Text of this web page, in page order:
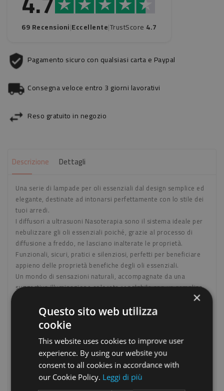
69 Recensioni|Eccellente|TrustScore 4.7
Pagamento sicuro con qualsiasi carta e Paypal
Consegna veloce entro 3 giorni lavorativi
Reso gratuito in negozio
Descrizione Dettagli
Una serie di lampade per oli essenziali dal design semplice ed
elegante, destinate ad intonarsi perfettamente con lo stile dei
tuoi arredi.
I diffusori a ultrasuoni Nasoterapia sono il sistema ideale per
nebulizzare gli oli essenziali poiché, grazie al processo di
diffusione a freddo, ne lasciano inalterate le proprietà.
Funzionali, sicuri, pratici e silenziosi, perfetti per beneficiare
appieno delle proprietà benefiche degli oli essenziali.
Un mondo di sensazioni naturali, accompagnate da una
suggestiva illuminazione colorata regolabile con un semplice
click in grado di creare nell’ambiente un’atmosfera rilassante
della quale non si potrà più fare a meno. Ti basta versare un
po’ d’acqua e alcune gocce di olio essenziale ed il gioco è
L’essenza viene diffusa nell’ambiente fino a 6-8 ore
consecutive e comunque fino ad esaurimento del serbatoio,
dopo di che la lampada si spegne automaticamente.
×
Questo sito web utilizza
cookie
This website uses cookies to improve user
experience. By using our website you
consent to all cookies in accordance with
our Cookie Policy. Leggi di più